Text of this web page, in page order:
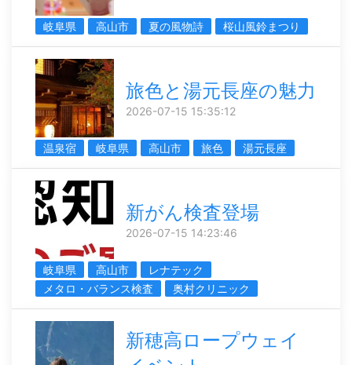
岐阜県 高山市 夏の風物詩 桜山風鈴まつり
旅色と湯元長座の魅力
2026-07-15 15:35:12
温泉宿 岐阜県 高山市 旅色 湯元長座
新がん検査登場
2026-07-15 14:23:46
岐阜県 高山市
レナテック
メタロ・バランス検査
奥村クリニック
新穂高ロープウェイ